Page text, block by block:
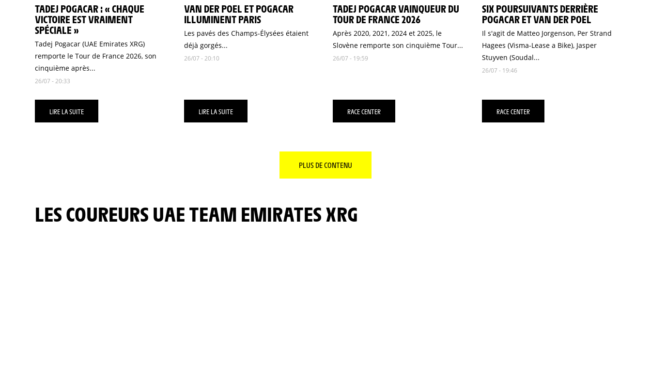
TADEJ POGACAR : « CHAQUE
VICTOIRE EST VRAIMENT
SPÉCIALE »
Tadej Pogacar (UAE Emirates XRG)
remporte le Tour de France 2026, son
cinquième après...
26/07 - 20:33
LIRE LA SUITE
VAN DER POEL ET POGACAR
ILLUMINENT PARIS
Les pavés des Champs-Élysées étaient
déjà gorgés...
26/07 - 20:10
LIRE LA SUITE
TADEJ POGACAR VAINQUEUR DU
TOUR DE FRANCE 2026
Après 2020, 2021, 2024 et 2025, le
Slovène remporte son cinquième Tour...
26/07 - 19:59
RACE CENTER
SIX POURSUIVANTS DERRIÈRE
POGACAR ET VAN DER POEL
Il s'agit de Matteo Jorgenson, Per Strand
Hagees (Visma-Lease a Bike), Jasper
Stuyven (Soudal...
26/07 - 19:46
RACE CENTER
PLUS DE CONTENU
LES COUREURS UAE TEAM EMIRATES XRG